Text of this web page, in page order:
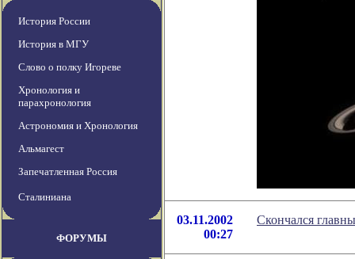
История России
История в МГУ
Слово о полку Игореве
Хронология и
парахронология
Астрономия и Хронология
Альмагест
Запечатленная Россия
Сталиниана
ФОРУМЫ
03.11.2002
00:27
Скончался